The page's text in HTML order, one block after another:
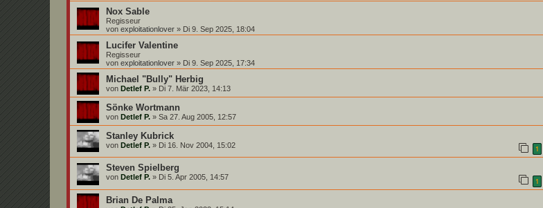
Nox Sable
Regisseur
von exploitationlover » Di 9. Sep 2025, 18:04
Lucifer Valentine
Regisseur
von exploitationlover » Di 9. Sep 2025, 17:34
Michael "Bully" Herbig
von Detlef P. » Di 7. Mär 2023, 14:13
Sönke Wortmann
von Detlef P. » Sa 27. Aug 2005, 12:57
Stanley Kubrick
von Detlef P. » Di 16. Nov 2004, 15:02 1
Steven Spielberg
von Detlef P. » Di 5. Apr 2005, 14:57 1
Brian De Palma